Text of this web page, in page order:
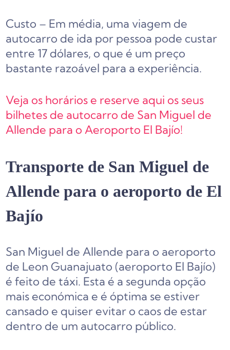
Custo – Em média, uma viagem de
autocarro de ida por pessoa pode custar
entre 17 dólares, o que é um preço
bastante razoável para a experiência.
Veja os horários e reserve aqui os seus
bilhetes de autocarro de San Miguel de
Allende para o Aeroporto El Bajío!
Transporte de San Miguel de
Allende para o aeroporto de El
Bajío
San Miguel de Allende para o aeroporto
de Leon Guanajuato (aeroporto El Bajío)
é feito de táxi. Esta é a segunda opção
mais económica e é óptima se estiver
cansado e quiser evitar o caos de estar
dentro de um autocarro público.